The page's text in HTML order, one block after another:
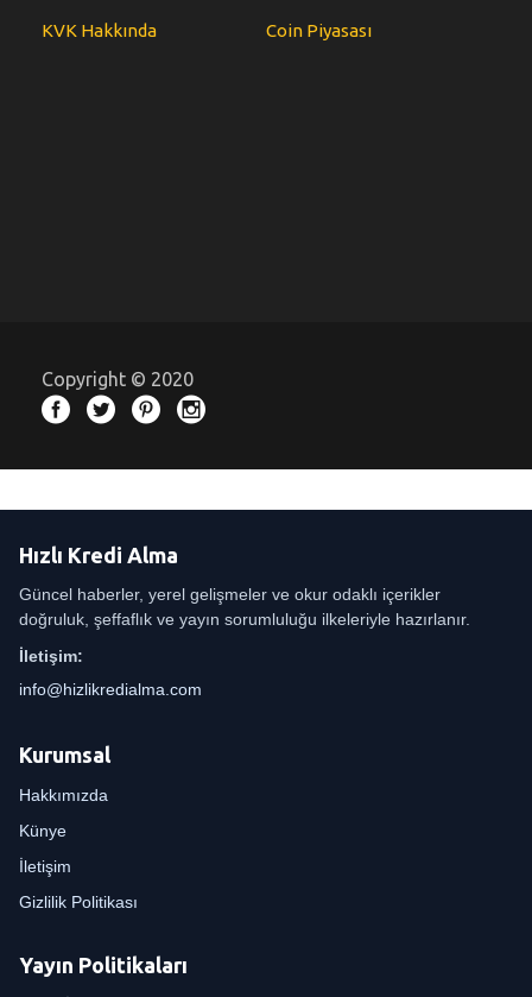
KVK Hakkında Coin Piyasası
Copyright © 2020
Hızlı Kredi Alma
Güncel haberler, yerel gelişmeler ve okur odaklı içerikler
doğruluk, şeffaflık ve yayın sorumluluğu ilkeleriyle hazırlanır.
İletişim:
info@hizlikredialma.com
Kurumsal
Hakkımızda
Künye
İletişim
Gizlilik Politikası
Yayın Politikaları